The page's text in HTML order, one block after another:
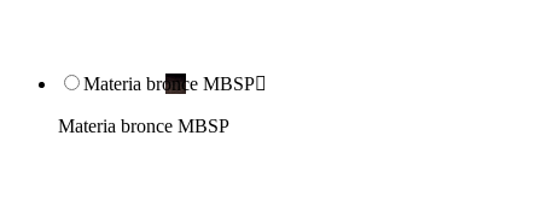
Materia bronce MBSP
Materia bronce MBSP